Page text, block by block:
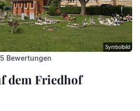
Bewertungen
dem Friedhof
Symbolbild